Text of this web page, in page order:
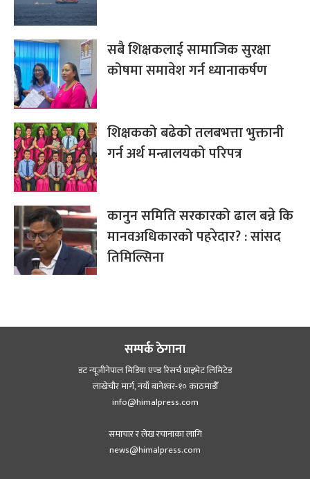
सबै शिक्षकलाई सामाजिक सुरक्षा
कोषमा समावेश गर्न ध्यानाकर्षण
शिक्षकको बढेको तलबभत्ता भुक्तानी
गर्न अर्थ मन्त्रालयको परिपत्र
कानुन समिति सरकारको ढाल बन्ने कि
मानवअधिकारको पहरेदार? : सांसद
तिमिल्सिना
सम्पर्क ठेगाना
डट न्यूजीनेपाल मिडिया एण्ड रिसर्च प्राइभेट लिमिटेड
लाखेचौर मार्ग, नयाँ बानेश्‍वर-१० काठमाडौँ
info@himalpress.com
समाचार र लेख रचानाका लागि
news@himalpress.com